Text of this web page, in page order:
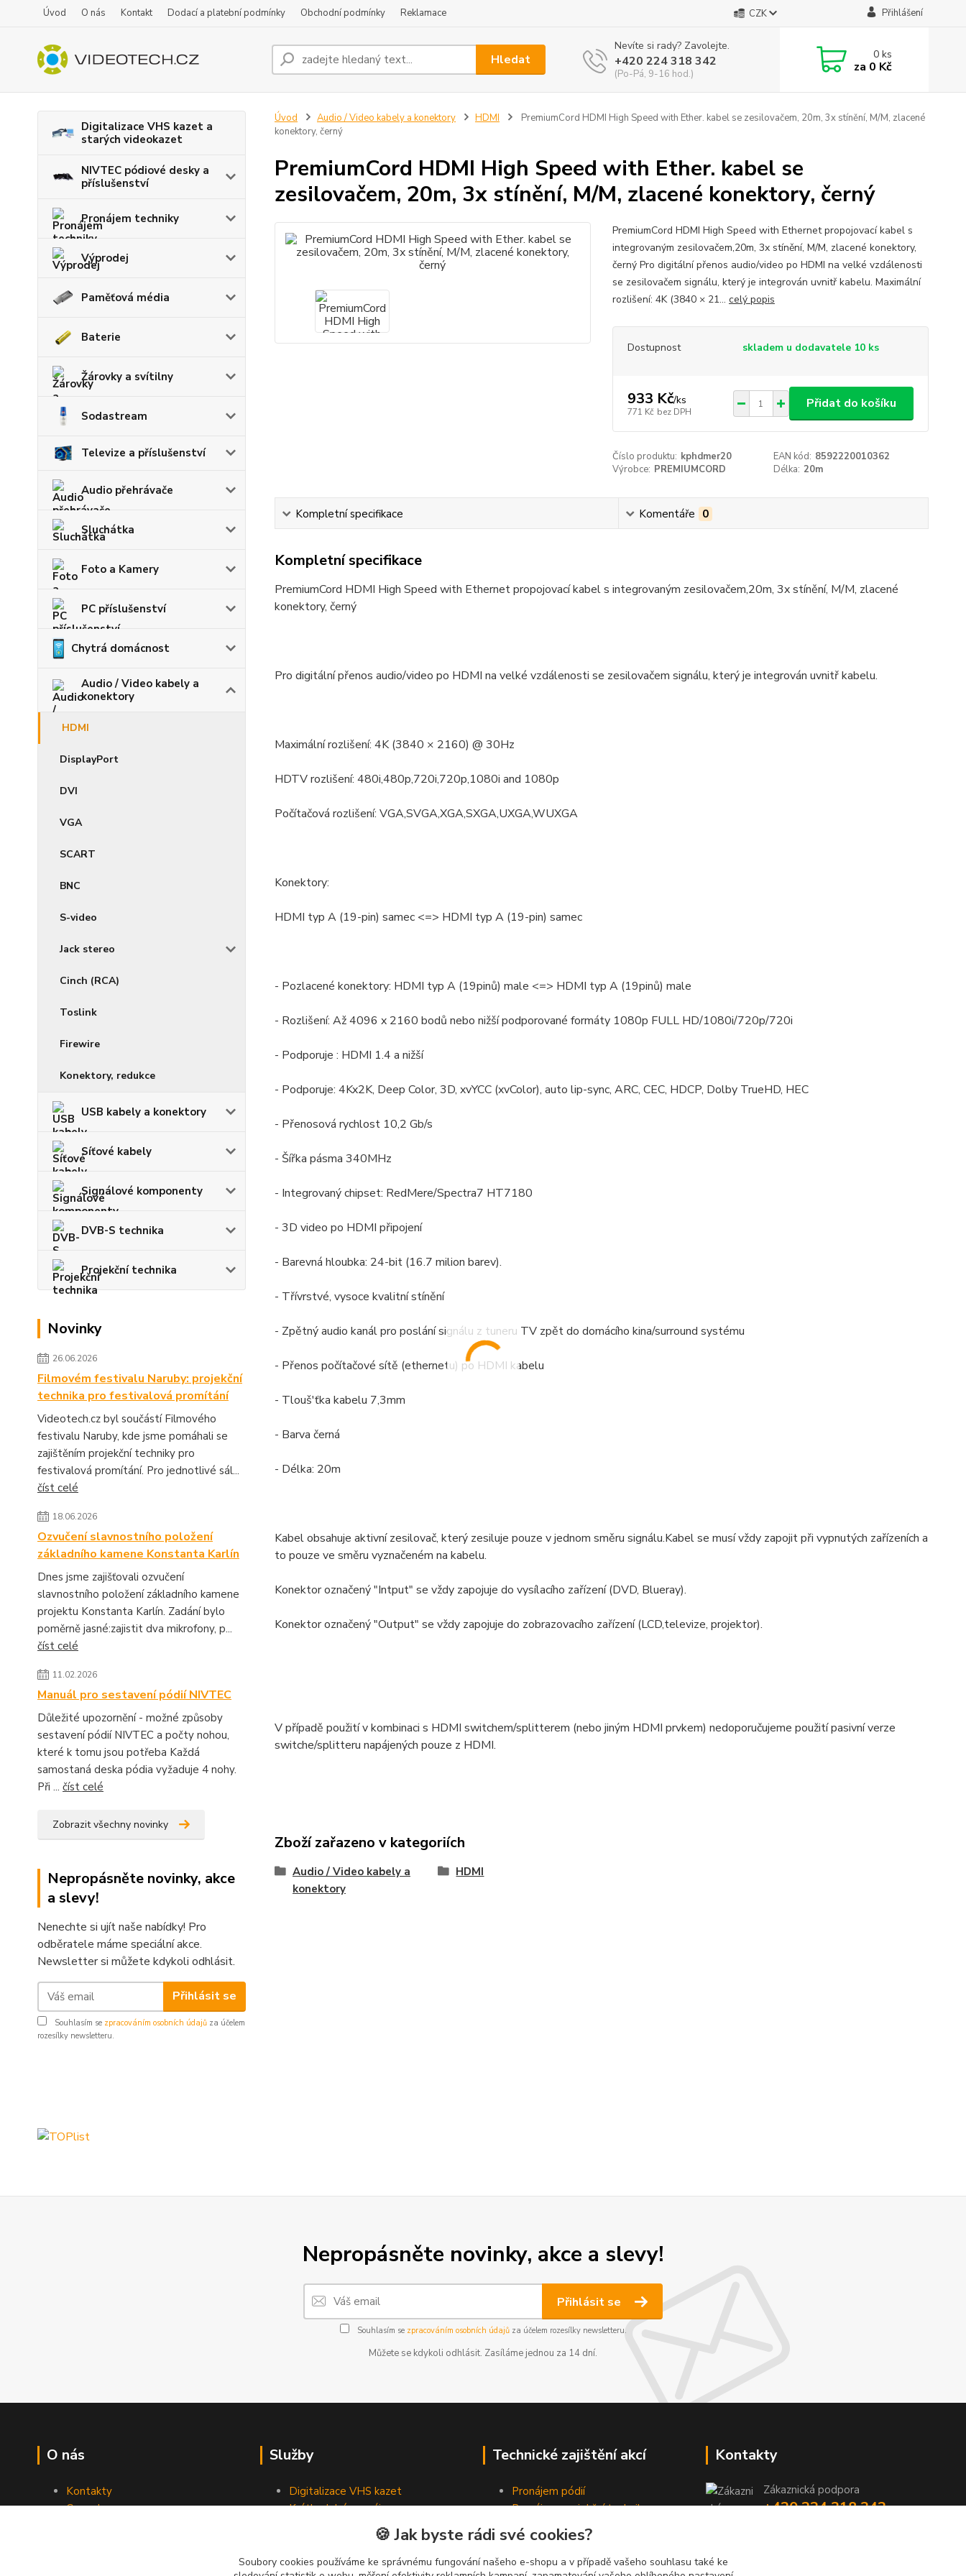
Úvod O nás Kontakt Dodací a platební podmínky Obchodní podmínky Reklamace CZK Přihlášení
Hledat
Nevíte si rady? Zavolejte.
+420 224 318 342
(Po-Pá, 9-16 hod.)
0ks
za 0 Kč
Digitalizace VHS kazet a
starých videokazet
NIVTEC pódiové desky a
příslušenství
Pronájem techniky
Výprodej
Paměťová média
Baterie
Žárovky a svítilny
Sodastream
Televize a příslušenství
Audio přehrávače
Sluchátka
Foto a Kamery
PC příslušenství
Chytrá domácnost
Audio / Video kabely a
konektory
HDMI
DisplayPort
DVI
VGA
SCART
BNC
S-video
Jack stereo
Cinch (RCA)
Toslink
Firewire
Konektory, redukce
USB kabely a konektory
Síťové kabely
Signálové komponenty
DVB-S technika
Projekční technika
Novinky
26.06.2026
Filmovém festivalu Naruby: projekční
technika pro festivalová promítání
Videotech.cz byl součástí Filmového
festivalu Naruby, kde jsme pomáhali se
zajištěním projekční techniky pro
festivalová promítání. Pro jednotlivé sál...
číst celé
18.06.2026
Ozvučení slavnostního položení
základního kamene Konstanta Karlín
Dnes jsme zajišťovali ozvučení
slavnostního položení základního kamene
projektu Konstanta Karlín. Zadání bylo
poměrně jasné:zajistit dva mikrofony, p...
číst celé
11.02.2026
Manuál pro sestavení pódií NIVTEC
Důležité upozornění - možné způsoby
sestavení pódií NIVTEC a počty nohou,
které k tomu jsou potřeba Každá
samostaná deska pódia vyžaduje 4 nohy.
Při ... číst celé
Zobrazit všechny novinky
Nepropásněte novinky, akce
a slevy!
Nenechte si ujít naše nabídky! Pro
odběratele máme speciální akce.
Newsletter si můžete kdykoli odhlásit.
Přihlásit se
Souhlasím se zpracováním osobních údajů za účelem
rozesílky newsletteru.
Úvod Audio / Video kabely a konektory HDMI
PremiumCord HDMI High Speed with Ether. kabel se zesilovačem, 20m, 3x stínění, M/M, zlacené
konektory, černý
PremiumCord HDMI High Speed with Ether. kabel se
zesilovačem, 20m, 3x stínění, M/M, zlacené konektory, černý
PremiumCord HDMI High Speed with Ethernet propojovací kabel s
integrovaným zesilovačem,20m, 3x stínění, M/M, zlacené konektory,
černý Pro digitální přenos audio/video po HDMI na velké vzdálenosti
se zesilovačem signálu, který je integrován uvnitř kabelu. Maximální
rozlišení: 4K (3840 × 21... celý popis
Dostupnost skladem u dodavatele 10 ks
933 Kč/ks
771 Kč bez DPH
Přidat do košíku
Číslo produktu: kphdmer20 EAN kód: 8592220010362
Výrobce: PREMIUMCORD Délka: 20m
Kompletní specifikace Komentáře 0
Kompletní specifikace
PremiumCord HDMI High Speed with Ethernet propojovací kabel s integrovaným zesilovačem,20m, 3x stínění, M/M, zlacené
konektory, černý
Pro digitální přenos audio/video po HDMI na velké vzdálenosti se zesilovačem signálu, který je integrován uvnitř kabelu.
Maximální rozlišení: 4K (3840 × 2160) @ 30Hz
HDTV rozlišení: 480i,480p,720i,720p,1080i and 1080p
Počítačová rozlišení: VGA,SVGA,XGA,SXGA,UXGA,WUXGA
Konektory:
HDMI typ A (19-pin) samec <=> HDMI typ A (19-pin) samec
- Pozlacené konektory: HDMI typ A (19pinů) male <=> HDMI typ A (19pinů) male
- Rozlišení: Až 4096 x 2160 bodů nebo nižší podporované formáty 1080p FULL HD/1080i/720p/720i
- Podporuje : HDMI 1.4 a nižší
- Podporuje: 4Kx2K, Deep Color, 3D, xvYCC (xvColor), auto lip-sync, ARC, CEC, HDCP, Dolby TrueHD, HEC
- Přenosová rychlost 10,2 Gb/s
- Šířka pásma 340MHz
- Integrovaný chipset: RedMere/Spectra7 HT7180
- 3D video po HDMI připojení
- Barevná hloubka: 24-bit (16.7 milion barev).
- Třívrstvé, vysoce kvalitní stínění
- Zpětný audio kanál pro poslání signálu z tuneru TV zpět do domácího kina/surround systému
- Přenos počítačové sítě (ethernetu) po HDMI kabelu
- Tlouš'ťka kabelu 7,3mm
- Barva černá
- Délka: 20m
Kabel obsahuje aktivní zesilovač, který zesiluje pouze v jednom směru signálu.Kabel se musí vždy zapojit při vypnutých zařízeních a
to pouze ve směru vyznačeném na kabelu.
Konektor označený "Intput" se vždy zapojuje do vysílacího zařízení (DVD, Blueray).
Konektor označený "Output" se vždy zapojuje do zobrazovacího zařízení (LCD,televize, projektor).
V případě použití v kombinaci s HDMI switchem/splitterem (nebo jiným HDMI prvkem) nedoporučujeme použití pasivní verze
switche/splitteru napájených pouze z HDMI.
Zboží zařazeno v kategoriích
Audio / Video kabely a
konektory
HDMI
Nepropásněte novinky, akce a slevy!
Přihlásit se
Souhlasím se zpracováním osobních údajůza účelem rozesílky newsletteru.
Můžete se kdykoli odhlásit. Zasíláme jednou za 14 dní.
O nás
Kontakty
Ceny dopravy
Služby
Digitalizace VHS kazet
Krátkodobé pronájmy
Technické zajištění akcí
Pronájem pódií
Pronájem projekční techniky
Pronájem osvětlovací techniky
Pronájem ozvučovací techniky
Kontakty
Zákaznická podpora
+420 224 318 342
🍪 Jak byste rádi své cookies?
Soubory cookies používáme ke správnému fungování našeho e-shopu a v případě vašeho souhlasu také ke